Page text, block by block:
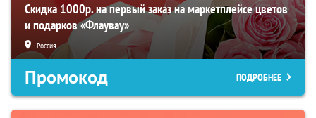
Скидка 1000р. на первый заказ на маркетплейсе цветов
и подарков «Флаувау»
Россия
Промокод ПОДРОБНЕЕ